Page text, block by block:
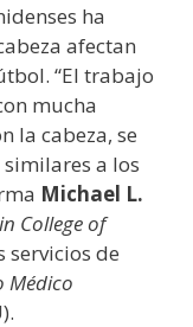
ha
afectan
“El trabajo
mucha
la cabeza, se
a los
Michael L.
College of
servicios de
Médico